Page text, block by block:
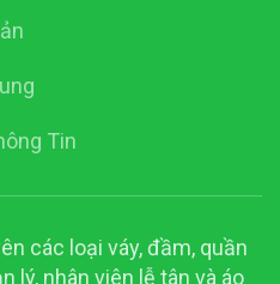
Tin
các loại váy, đầm, quần
lý, nhân viên lễ tân và áo